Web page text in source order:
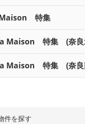
特集
Maison 特集 (奈良
Maison 特集 (奈良
件を探す